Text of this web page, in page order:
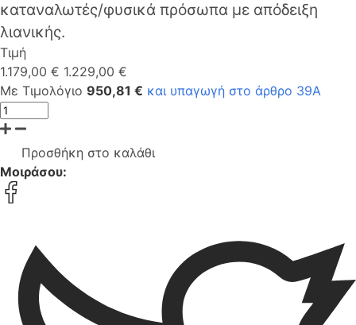
καταναλωτές/φυσικά πρόσωπα με απόδειξη
λιανικής.
Τιμή
1.179,00 € 1.229,00 €
Με Τιμολόγιο 950,81 € και υπαγωγή στο άρθρο 39Α
Προσθήκη στο καλάθι
Μοιράσου: